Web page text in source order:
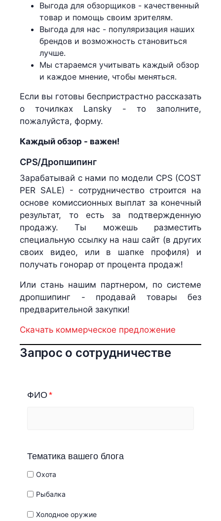
Выгода для обзорщиков - качественный
товар и помощь своим зрителям.
Выгода для нас - популяризация наших
брендов и возможность становиться
лучше.
Мы стараемся учитывать каждый обзор
и каждое мнение, чтобы меняться.
Если вы готовы беспристрастно рассказать
о точилках Lansky - то заполните,
пожалуйста, форму.
Каждый обзор - важен!
CPS/Дропшипинг
Зарабатывай с нами по модели CPS (COST
PER SALE) - сотрудничество строится на
основе комиссионных выплат за конечный
результат, то есть за подтвержденную
продажу. Ты можешь разместить
специальную ссылку на наш сайт (в других
своих видео, или в шапке профиля) и
получать гонорар от процента продаж!
Или стань нашим партнером, по системе
дропшипинг - продавай товары без
предварительной закупки!
Скачать коммерческое предложение
Запрос о сотрудничестве
ФИО
Тематика вашего блога
Охота
Рыбалка
Холодное оружие